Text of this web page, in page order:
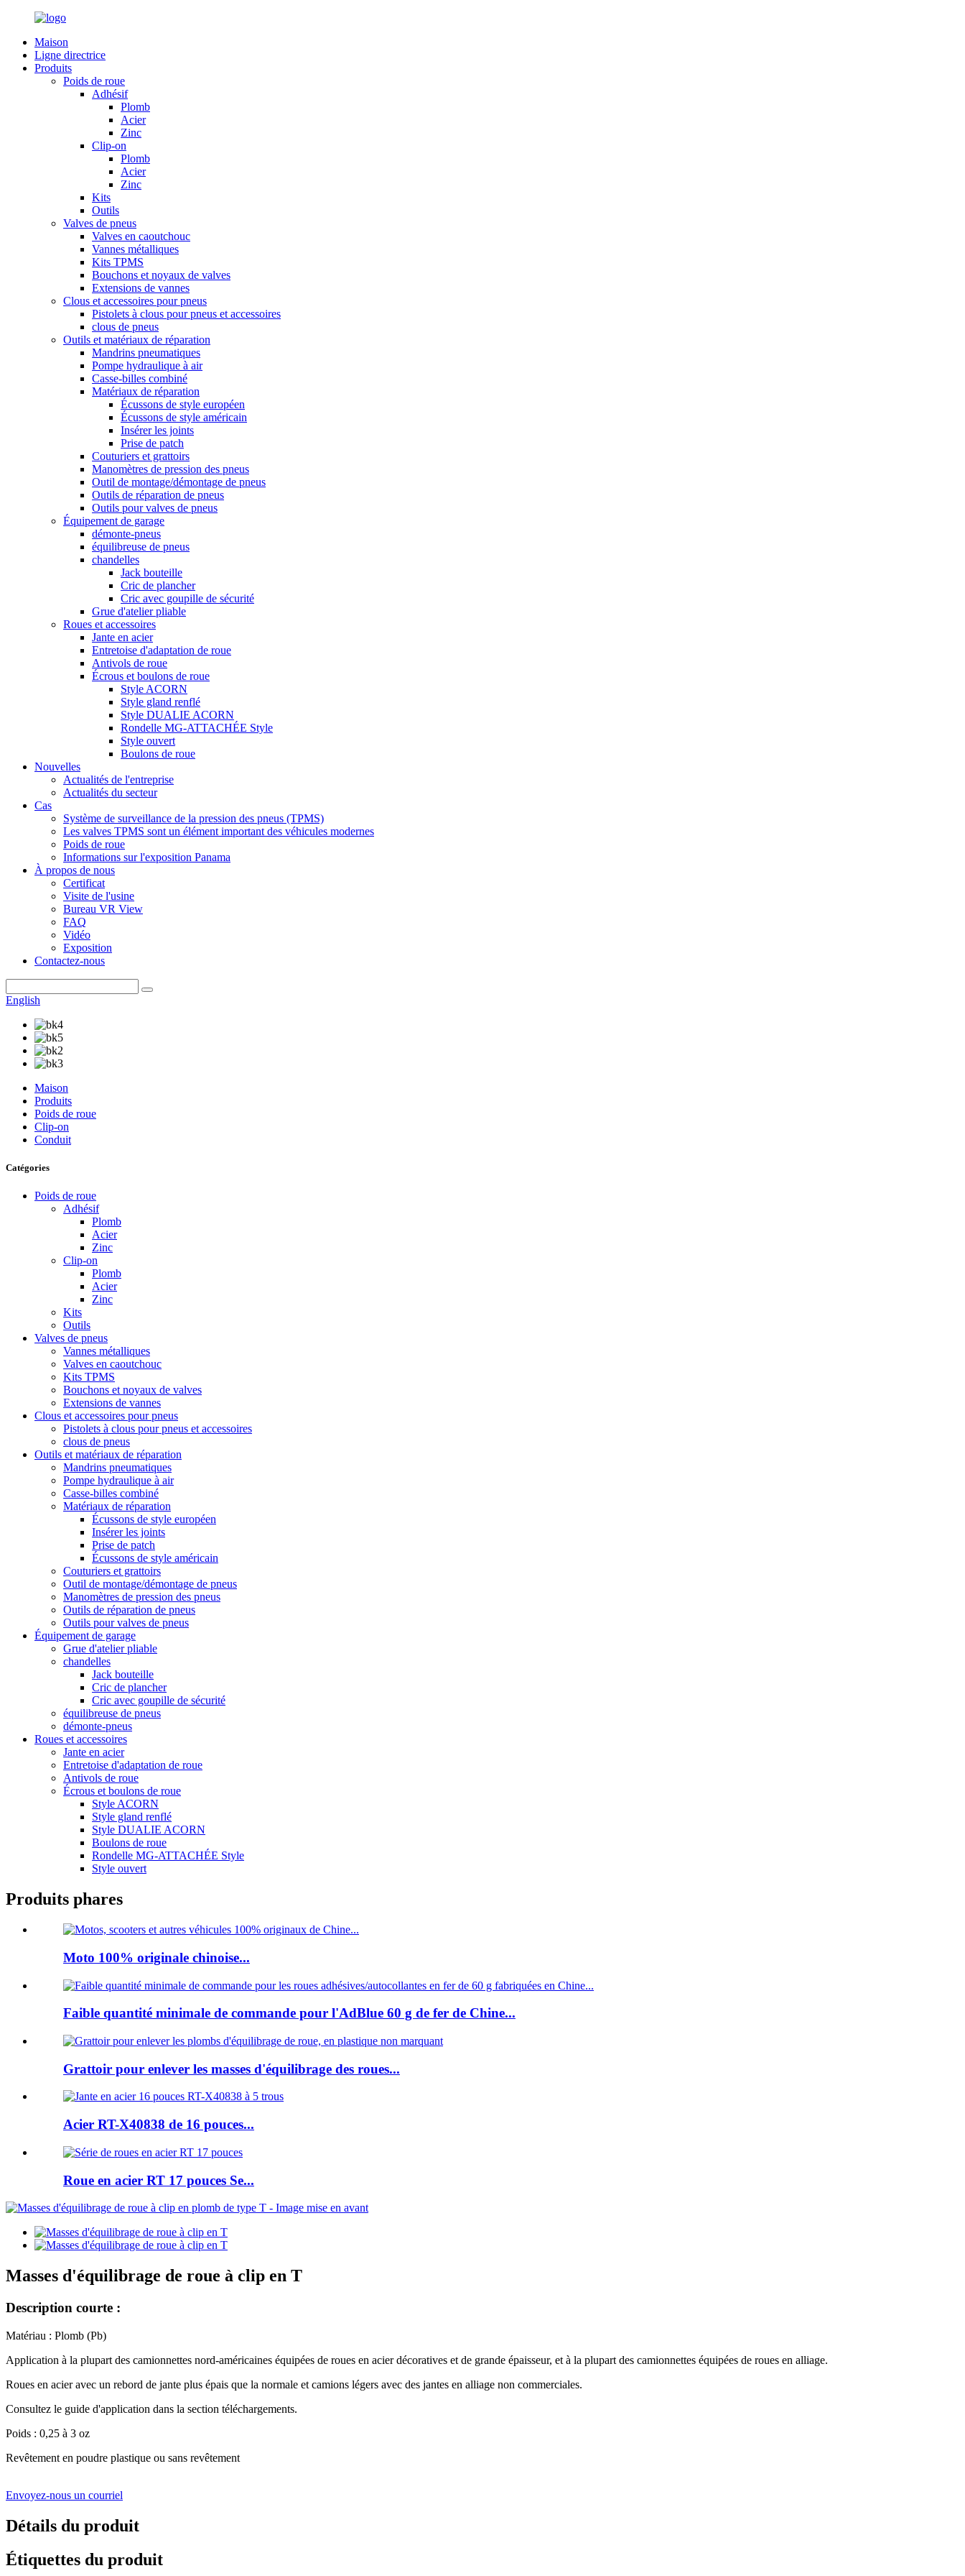
Maison
Ligne directrice
Produits
Poids de roue
Adhésif
Plomb
Acier
Zinc
Clip-on
Plomb
Acier
Zinc
Kits
Outils
Valves de pneus
Valves en caoutchouc
Vannes métalliques
Kits TPMS
Bouchons et noyaux de valves
Extensions de vannes
Clous et accessoires pour pneus
Pistolets à clous pour pneus et accessoires
clous de pneus
Outils et matériaux de réparation
Mandrins pneumatiques
Pompe hydraulique à air
Casse-billes combiné
Matériaux de réparation
Écussons de style européen
Écussons de style américain
Insérer les joints
Prise de patch
Couturiers et grattoirs
Manomètres de pression des pneus
Outil de montage/démontage de pneus
Outils de réparation de pneus
Outils pour valves de pneus
Équipement de garage
démonte-pneus
équilibreuse de pneus
chandelles
Jack bouteille
Cric de plancher
Cric avec goupille de sécurité
Grue d'atelier pliable
Roues et accessoires
Jante en acier
Entretoise d'adaptation de roue
Antivols de roue
Écrous et boulons de roue
Style ACORN
Style gland renflé
Style DUALIE ACORN
Rondelle MG-ATTACHÉE Style
Style ouvert
Boulons de roue
Nouvelles
Actualités de l'entreprise
Actualités du secteur
Cas
Système de surveillance de la pression des pneus (TPMS)
Les valves TPMS sont un élément important des véhicules modernes
Poids de roue
Informations sur l'exposition Panama
À propos de nous
Certificat
Visite de l'usine
Bureau VR View
FAQ
Vidéo
Exposition
Contactez-nous
English
Maison
Produits
Poids de roue
Clip-on
Conduit
Catégories
Poids de roue
Adhésif
Plomb
Acier
Zinc
Clip-on
Plomb
Acier
Zinc
Kits
Outils
Valves de pneus
Vannes métalliques
Valves en caoutchouc
Kits TPMS
Bouchons et noyaux de valves
Extensions de vannes
Clous et accessoires pour pneus
Pistolets à clous pour pneus et accessoires
clous de pneus
Outils et matériaux de réparation
Mandrins pneumatiques
Pompe hydraulique à air
Casse-billes combiné
Matériaux de réparation
Écussons de style européen
Insérer les joints
Prise de patch
Écussons de style américain
Couturiers et grattoirs
Outil de montage/démontage de pneus
Manomètres de pression des pneus
Outils de réparation de pneus
Outils pour valves de pneus
Équipement de garage
Grue d'atelier pliable
chandelles
Jack bouteille
Cric de plancher
Cric avec goupille de sécurité
équilibreuse de pneus
démonte-pneus
Roues et accessoires
Jante en acier
Entretoise d'adaptation de roue
Antivols de roue
Écrous et boulons de roue
Style ACORN
Style gland renflé
Style DUALIE ACORN
Boulons de roue
Rondelle MG-ATTACHÉE Style
Style ouvert
Produits phares
Moto 100% originale chinoise...
Faible quantité minimale de commande pour l'AdBlue 60 g de fer de Chine...
Grattoir pour enlever les masses d'équilibrage des roues...
Acier RT-X40838 de 16 pouces...
Roue en acier RT 17 pouces Se...
Masses d'équilibrage de roue à clip en T
Description courte :
Matériau : Plomb (Pb)
Application à la plupart des camionnettes nord-américaines équipées de roues en acier décoratives et de grande épaisseur, et à la plupart des camionnettes équipées de roues en alliage.
Roues en acier avec un rebord de jante plus épais que la normale et camions légers avec des jantes en alliage non commerciales.
Consultez le guide d'application dans la section téléchargements.
Poids : 0,25 à 3 oz
Revêtement en poudre plastique ou sans revêtement
Envoyez-nous un courriel
Détails du produit
Étiquettes du produit